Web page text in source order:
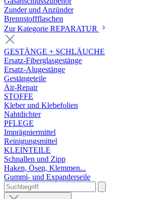
Zunder und Anzünder
Brennstoffflaschen
Zur Kategorie REPARATUR
GESTÄNGE + SCHLÄUCHE
Ersatz-Fiberglasgestänge
Ersatz-Alugestänge
Gestängeteile
Air-Repair
STOFFE
Kleber und Klebefolien
Nahtdichter
PFLEGE
Imprägniermittel
Reinigungsmittel
KLEINTEILE
Schnallen und Zipp
Haken, Ösen, Klemmen...
Gummi- und Expanderseile